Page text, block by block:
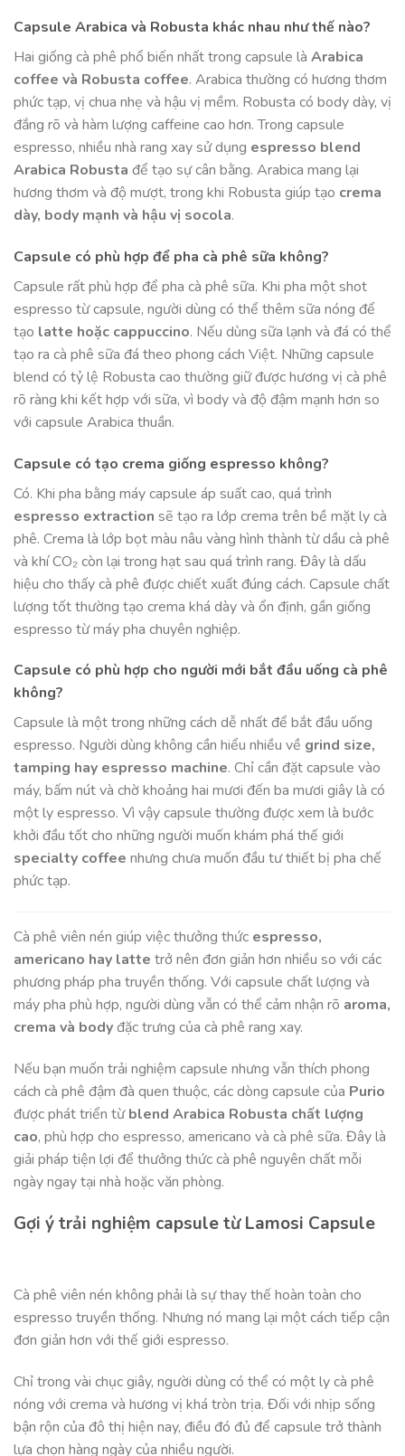
Capsule Arabica và Robusta khác nhau như thế nào?
Hai giống cà phê phổ biến nhất trong capsule là Arabica
coffee và Robusta coffee. Arabica thường có hương thơm
phức tạp, vị chua nhẹ và hậu vị mềm. Robusta có body dày, vị
đắng rõ và hàm lượng caffeine cao hơn. Trong capsule
espresso, nhiều nhà rang xay sử dụng espresso blend
Arabica Robusta để tạo sự cân bằng. Arabica mang lại
hương thơm và độ mượt, trong khi Robusta giúp tạo crema
dày, body mạnh và hậu vị socola.
Capsule có phù hợp để pha cà phê sữa không?
Capsule rất phù hợp để pha cà phê sữa. Khi pha một shot
espresso từ capsule, người dùng có thể thêm sữa nóng để
tạo latte hoặc cappuccino. Nếu dùng sữa lạnh và đá có thể
tạo ra cà phê sữa đá theo phong cách Việt. Những capsule
blend có tỷ lệ Robusta cao thường giữ được hương vị cà phê
rõ ràng khi kết hợp với sữa, vì body và độ đậm mạnh hơn so
với capsule Arabica thuần.
Capsule có tạo crema giống espresso không?
Có. Khi pha bằng máy capsule áp suất cao, quá trình
espresso extraction sẽ tạo ra lớp crema trên bề mặt ly cà
phê. Crema là lớp bọt màu nâu vàng hình thành từ dầu cà phê
và khí CO₂ còn lại trong hạt sau quá trình rang. Đây là dấu
hiệu cho thấy cà phê được chiết xuất đúng cách. Capsule chất
lượng tốt thường tạo crema khá dày và ổn định, gần giống
espresso từ máy pha chuyên nghiệp.
Capsule có phù hợp cho người mới bắt đầu uống cà phê
không?
Capsule là một trong những cách dễ nhất để bắt đầu uống
espresso. Người dùng không cần hiểu nhiều về grind size,
tamping hay espresso machine. Chỉ cần đặt capsule vào
máy, bấm nút và chờ khoảng hai mươi đến ba mươi giây là có
một ly espresso. Vì vậy capsule thường được xem là bước
khởi đầu tốt cho những người muốn khám phá thế giới
specialty coffee nhưng chưa muốn đầu tư thiết bị pha chế
phức tạp.
Cà phê viên nén giúp việc thưởng thức espresso,
americano hay latte trở nên đơn giản hơn nhiều so với các
phương pháp pha truyền thống. Với capsule chất lượng và
máy pha phù hợp, người dùng vẫn có thể cảm nhận rõ aroma,
crema và bodyđặc trưng của cà phê rang xay.
Nếu bạn muốn trải nghiệm capsule nhưng vẫn thích phong
cách cà phê đậm đà quen thuộc, các dòng capsule của Purio
được phát triển từblend Arabica Robusta chất lượng
cao, phù hợp cho espresso, americano và cà phê sữa. Đây là
giải pháp tiện lợi để thưởng thức cà phê nguyên chất mỗi
ngày ngay tại nhà hoặc văn phòng.
Gợi ý trải nghiệm capsule từ Lamosi Capsule
Cà phê viên nén không phải là sự thay thế hoàn toàn cho
espresso truyền thống. Nhưng nó mang lại một cách tiếp cận
đơn giản hơn với thế giới espresso.
Chỉ trong vài chục giây, người dùng có thể có một ly cà phê
nóng với crema và hương vị khá tròn trịa. Đối với nhịp sống
bận rộn của đô thị hiện nay, điều đó đủ để capsule trở thành
lựa chọn hàng ngày của nhiều người.